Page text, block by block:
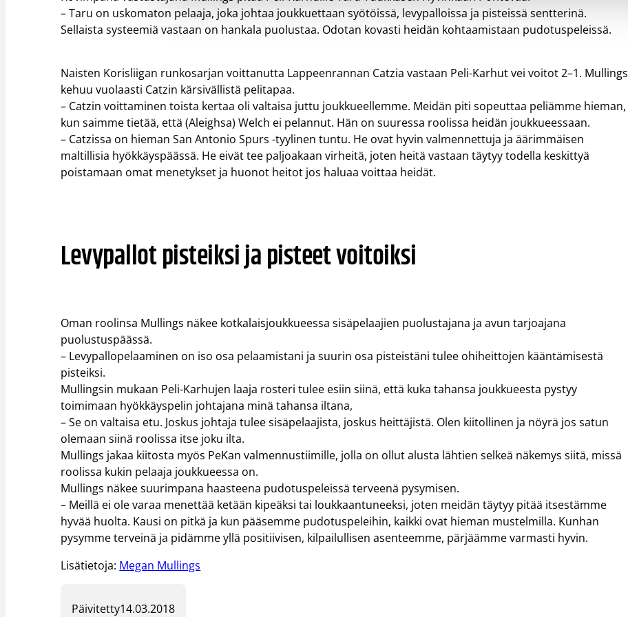
– Taru on uskomaton pelaaja, joka johtaa joukkuettaan syötöissä, levypalloissa ja pisteissä sentterinä.
Sellaista systeemiä vastaan on hankala puolustaa. Odotan kovasti heidän kohtaamistaan pudotuspeleissä.
Naisten Korisliigan runkosarjan voittanutta Lappeenrannan Catzia vastaan Peli-Karhut vei voitot 2–1. Mullings
kehuu vuolaasti Catzin kärsivällistä pelitapaa.
– Catzin voittaminen toista kertaa oli valtaisa juttu joukkueellemme. Meidän piti sopeuttaa peliämme hieman,
kun saimme tietää, että (Aleighsa) Welch ei pelannut. Hän on suuressa roolissa heidän joukkueessaan.
– Catzissa on hieman San Antonio Spurs -tyylinen tuntu. He ovat hyvin valmennettuja ja äärimmäisen
maltillisia hyökkäyspäässä. He eivät tee paljoakaan virheitä, joten heitä vastaan täytyy todella keskittyä
poistamaan omat menetykset ja huonot heitot jos haluaa voittaa heidät.
Levypallot pisteiksi ja pisteet voitoiksi
Oman roolinsa Mullings näkee kotkalaisjoukkueessa sisäpelaajien puolustajana ja avun tarjoajana
puolustuspäässä.
– Levypallopelaaminen on iso osa pelaamistani ja suurin osa pisteistäni tulee ohiheittojen kääntämisestä
pisteiksi.
Mullingsin mukaan Peli-Karhujen laaja rosteri tulee esiin siinä, että kuka tahansa joukkueesta pystyy
toimimaan hyökkäyspelin johtajana minä tahansa iltana,
– Se on valtaisa etu. Joskus johtaja tulee sisäpelaajista, joskus heittäjistä. Olen kiitollinen ja nöyrä jos satun
olemaan siinä roolissa itse joku ilta.
Mullings jakaa kiitosta myös PeKan valmennustiimille, jolla on ollut alusta lähtien selkeä näkemys siitä, missä
roolissa kukin pelaaja joukkueessa on.
Mullings näkee suurimpana haasteena pudotuspeleissä terveenä pysymisen.
– Meillä ei ole varaa menettää ketään kipeäksi tai loukkaantuneeksi, joten meidän täytyy pitää itsestämme
hyvää huolta. Kausi on pitkä ja kun pääsemme pudotuspeleihin, kaikki ovat hieman mustelmilla. Kunhan
pysymme terveinä ja pidämme yllä positiivisen, kilpailullisen asenteemme, pärjäämme varmasti hyvin.
Lisätietoja: Megan Mullings
Päivitetty14.03.2018